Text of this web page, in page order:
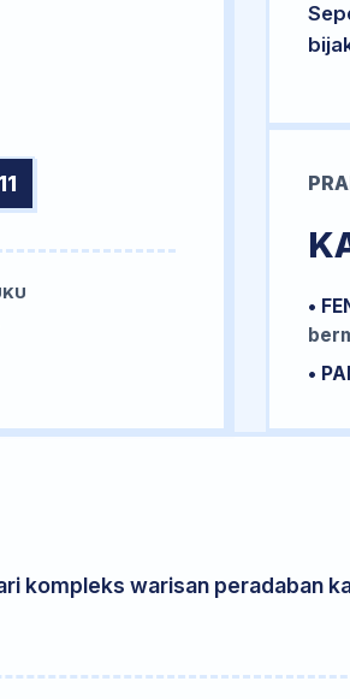
•
•
kompleks warisan peradaban